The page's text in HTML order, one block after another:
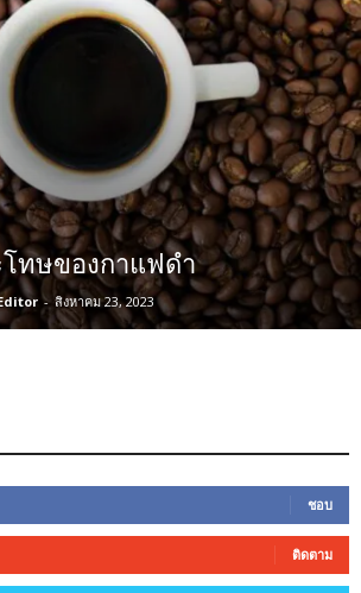
ทษของกาแฟดำ
- สิงหาคม 23, 2023
ชอบ
ติดตาม